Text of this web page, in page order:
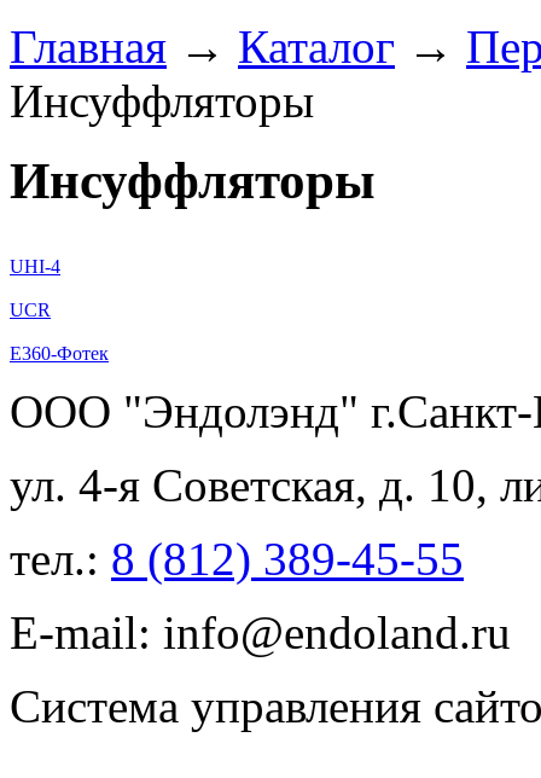
Главная → Каталог →
Инсуффляторы
Инсуффляторы
UHI-4
UCR
Е360-Фотек
ООО "Эндолэнд" г.Санкт-
ул. 4-я Советская, д. 10,
тел.: 8 (812) 389-45-55
E-mail: info@endoland.ru
Система управления